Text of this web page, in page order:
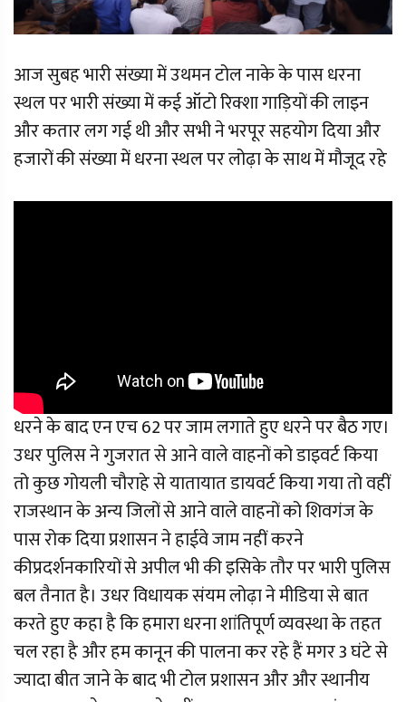
आज सुबह भारी संख्या में उथमन टोल नाके के पास धरना
स्थल पर भारी संख्या में कई ऑटो रिक्शा गाड़ियों की लाइन
और कतार लग गई थी और सभी ने भरपूर सहयोग दिया और
हजारों की संख्या में धरना स्थल पर लोढ़ा के साथ में मौजूद रहे
धरने के बाद एन एच 62 पर जाम लगाते हुए धरने पर बैठ गए।
उधर पुलिस ने गुजरात से आने वाले वाहनों को डाइवर्ट किया
तो कुछ गोयली चौराहे से यातायात डायवर्ट किया गया तो वहीं
राजस्थान के अन्य जिलों से आने वाले वाहनों को शिवगंज के
पास रोक दिया प्रशासन ने हाईवे जाम नहीं करने
कीप्रदर्शनकारियों से अपील भी की इसिके तौर पर भारी पुलिस
बल तैनात है। उधर विधायक संयम लोढ़ा ने मीडिया से बात
करते हुए कहा है कि हमारा धरना शांतिपूर्ण व्यवस्था के तहत
चल रहा है और हम कानून की पालना कर रहे हैं मगर 3 घंटे से
ज्यादा बीत जाने के बाद भी टोल प्रशासन और और स्थानीय